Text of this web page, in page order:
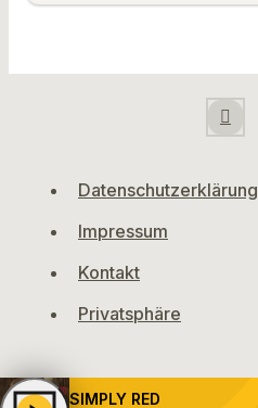
Datenschutzerklärung
Impressum
Kontakt
Privatsphäre
SIMPLY RED